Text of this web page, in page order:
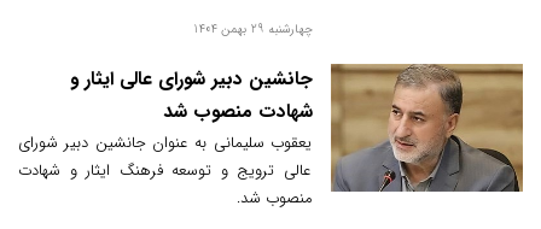
چهارشنبه 29 بهمن 1404
جانشین دبیر شورای عالی ایثار و
شهادت منصوب شد
یعقوب سلیمانی به عنوان جانشین دبیر شورای
عالی ترویج و توسعه فرهنگ ایثار و شهادت
منصوب شد.